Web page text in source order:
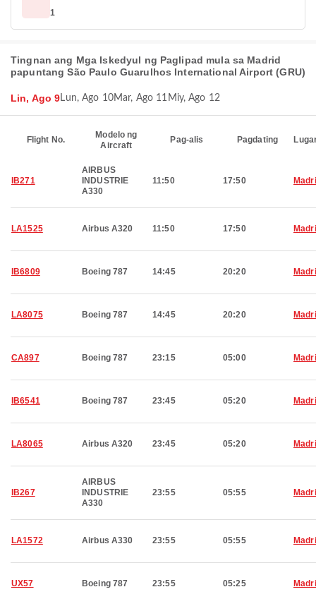
1
Tingnan ang Mga Iskedyul ng Paglipad mula sa Madrid
papuntang São Paulo Guarulhos International Airport (GRU)
Lin, Ago 9Lun, Ago 10Mar, Ago 11 Miy, Ago 12
Flight No.
Modelo ng
Aircraft
Pag-alis Pagdating
IB271
AIRBUS
INDUSTRIE
A330
11:50 17:50
LA1525 Airbus A320 11:50 17:50
IB6809 Boeing 787 14:45 20:20
LA8075 Boeing 787 14:45 20:20
CA897 Boeing 787 23:15 05:00
IB6541 Boeing 787 23:45 05:20
LA8065 Airbus A320 23:45 05:20
IB267
AIRBUS
INDUSTRIE
A330
23:55 05:55
LA1572 Airbus A330 23:55 05:55
UX57 Boeing 787 23:55 05:25